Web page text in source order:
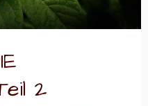
2